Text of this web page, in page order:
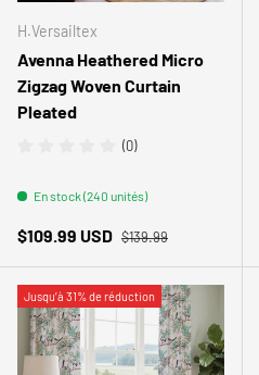
H.Versailtex
Avenna Heathered Micro
Zigzag Woven Curtain
Pleated
(0)
En stock (240 unités)
Prix soldé
$109.99 USD Prix habituel
$139.99
Jusqu’à 31% de réduction